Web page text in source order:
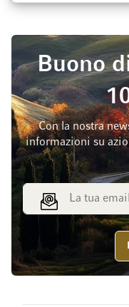
Buono
Con la nostra
informazioni su
Indirizzo email